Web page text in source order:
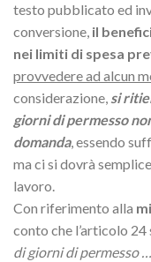
testo pubblicato ed
conversione, il
nei limiti di spesa
provvedere ad alcun
considerazione, si
giorni di permesso
domanda, essendo
ma ci si dovrà
lavoro.
Con riferimento alla
conto che l’articolo
di giorni di permesso